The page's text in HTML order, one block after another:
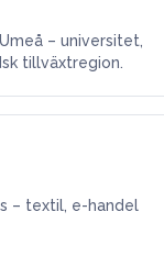
– universitet,
tillväxtregion.
– textil, e-handel